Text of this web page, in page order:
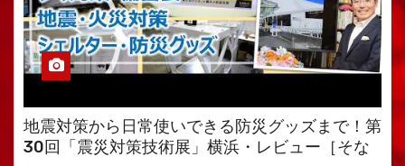
地震対策から日常使いできる防災グッズまで！第
30回「震災対策技術展」横浜・レビュー［そな